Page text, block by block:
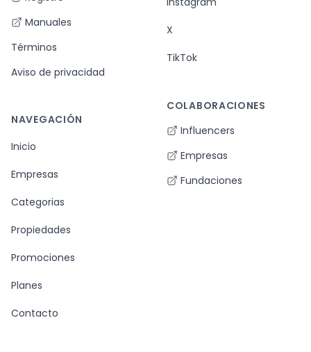
Manuales
Términos
Aviso de privacidad
NAVEGACIÓN
Inicio
Empresas
Categorias
Propiedades
Promociones
Planes
Contacto
Instagram
X
TikTok
COLABORACIONES
Influencers
Empresas
Fundaciones